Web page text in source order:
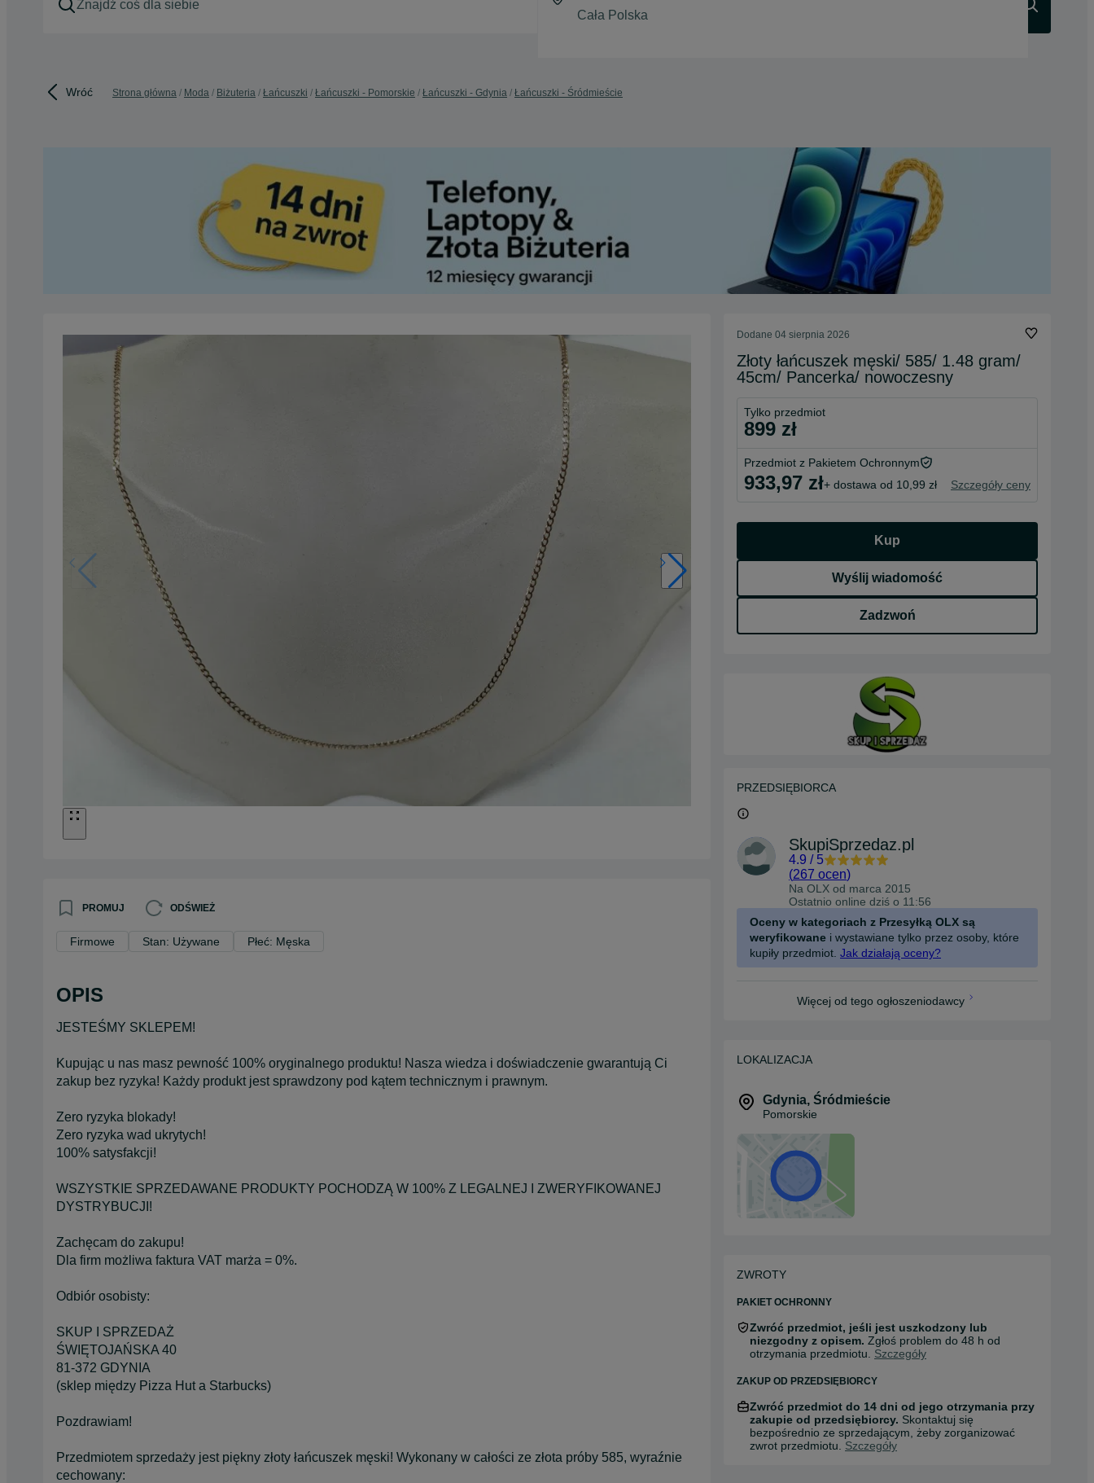
Wróć Strona główna Moda Biżuteria Łańcuszki Łańcuszki - Pomorskie Łańcuszki - Gdynia Łańcuszki - Śródmieście
PROMUJ ODŚWIEŻ
Firmowe Stan: Używane Płeć: Męska
OPIS
JESTEŚMY SKLEPEM!
Kupując u nas masz pewność 100% oryginalnego produktu! Nasza wiedza i doświadczenie gwarantują Ci
zakup bez ryzyka! Każdy produkt jest sprawdzony pod kątem technicznym i prawnym.
Zero ryzyka blokady!
Zero ryzyka wad ukrytych!
100% satysfakcji!
WSZYSTKIE SPRZEDAWANE PRODUKTY POCHODZĄ W 100% Z LEGALNEJ I ZWERYFIKOWANEJ
DYSTRYBUCJI!
Zachęcam do zakupu!
Dla firm możliwa faktura VAT marża = 0%.
Odbiór osobisty:
SKUP I SPRZEDAŻ
ŚWIĘTOJAŃSKA 40
81-372 GDYNIA
(sklep między Pizza Hut a Starbucks)
Pozdrawiam!
Przedmiotem sprzedaży jest piękny złoty łańcuszek męski! Wykonany w całości ze złota próby 585, wyraźnie
cechowany:
Dodane 04 sierpnia 2026
Złoty łańcuszek męski/ 585/ 1.48 gram/
45cm/ Pancerka/ nowoczesny
Tylko przedmiot
899 zł
Przedmiot z Pakietem Ochronnym
933,97 zł+ dostawa od 10,99 zł Szczegóły ceny
Kup
Wyślij wiadomość
Zadzwoń
PRZEDSIĘBIORCA
SkupiSprzedaz.pl
4.9 / 5
(267 ocen)
Na OLX od marca 2015
Ostatnio online dziś o 11:56
Oceny w kategoriach z Przesyłką OLX są
weryfikowane i wystawiane tylko przez osoby, które
kupiły przedmiot. Jak działają oceny?
Więcej od tego ogłoszeniodawcy
LOKALIZACJA
Gdynia, Śródmieście
Pomorskie
ZWROTY
PAKIET OCHRONNY
Zwróć przedmiot, jeśli jest uszkodzony lub
niezgodny z opisem. Zgłoś problem do 48 h od
otrzymania przedmiotu. Szczegóły
ZAKUP OD PRZEDSIĘBIORCY
Zwróć przedmiot do 14 dni od jego otrzymania przy
zakupie od przedsiębiorcy. Skontaktuj się
bezpośrednio ze sprzedającym, żeby zorganizować
zwrot przedmiotu. Szczegóły